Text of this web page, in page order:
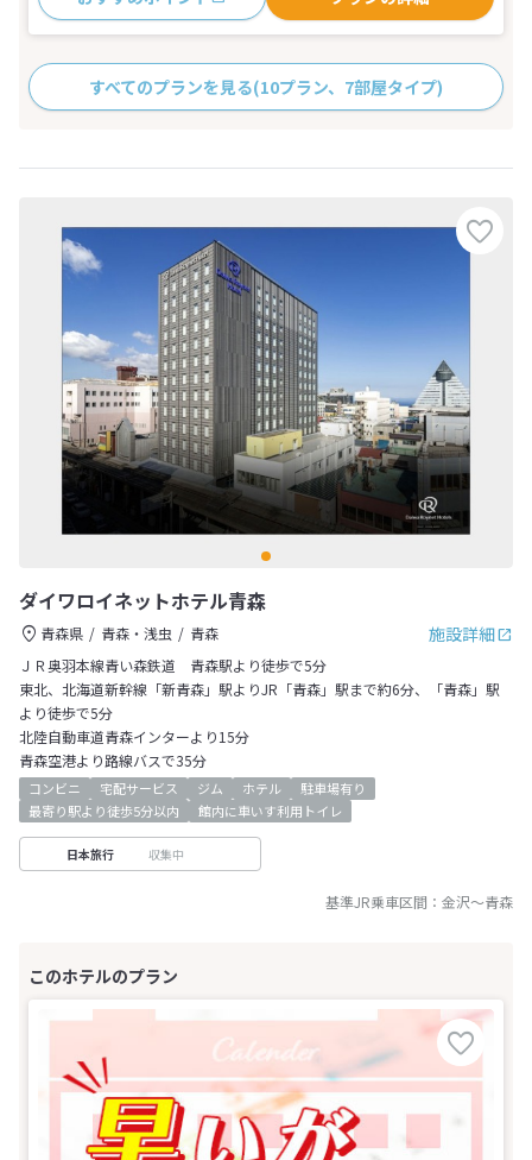
すべてのプランを見る(10プラン、7部屋タイプ)
ダイワロイネットホテル青森
施設詳細
青森県 青森・浅虫
青森
ＪＲ奥羽本線青い森鉄道 青森駅より徒歩で5分
東北、北海道新幹線「新青森」駅よりJR「青森」駅まで約6分、「青森」駅
より徒歩で5分
北陸自動車道青森インターより15分
青森空港より路線バスで35分
コンビニ 宅配サービス ジム ホテル
駐車場有り
最寄り駅より徒歩5分以内
館内に車いす利用トイレ
日本旅行 収集中
基準JR乗車区間： 金沢～青森